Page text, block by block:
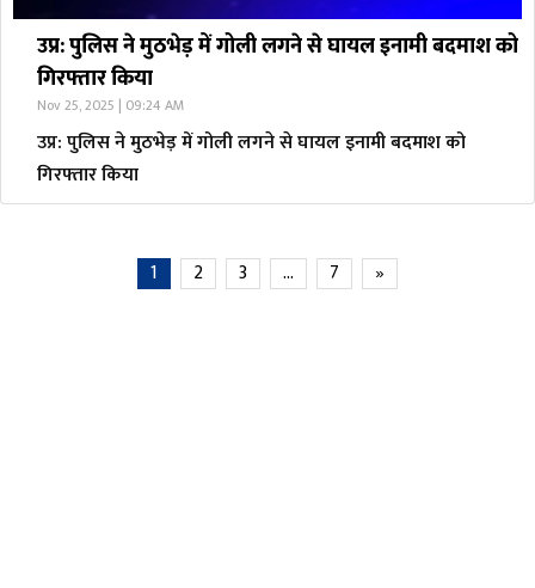
उप्र: पुलिस ने मुठभेड़ में गोली लगने से घायल इनामी बदमाश को
गिरफ्तार किया
Nov 25, 2025 | 09:24 AM
उप्र: पुलिस ने मुठभेड़ में गोली लगने से घायल इनामी बदमाश को
गिरफ्तार किया
1 2 3 … 7 »